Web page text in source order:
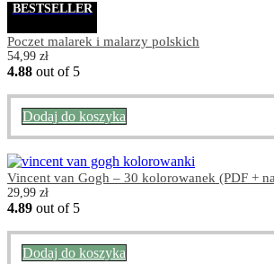
BESTSELLER
Poczet malarek i malarzy polskich
54,99 zł
4.88 out of 5
Dodaj do koszyka
Vincent van Gogh – 30 kolorowanek (PDF +
29,99 zł
4.89 out of 5
Dodaj do koszyka